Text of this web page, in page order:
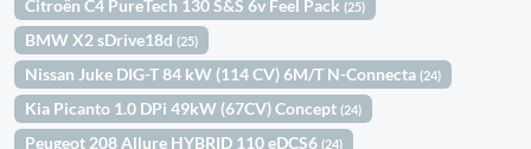
Citroën C4 PureTech 130 S&S 6v Feel Pack(25)
BMW X2 sDrive18d(25)
Nissan Juke DIG-T 84 kW (114 CV) 6M/T N-Connecta(24)
Kia Picanto 1.0 DPi 49kW (67CV) Concept(24)
Peugeot 208 Allure HYBRID 110 eDCS6(24)